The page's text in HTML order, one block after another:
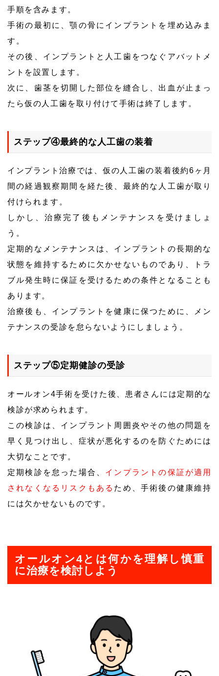
手順を含みます。
手術の最初に、顎の骨にインプラントを埋め込みま
す。
その後、インプラントと人工歯をつなぐアバットメ
ントを設置します。
次に、歯茎を切開した部位を縫合し、出血が止まっ
たら仮の人工歯を取り付けて手術は終了します。
ステップ④最終的な人工歯の装着
インプラント治療では、仮の人工歯の装着後約6ヶ月
間の経過観察期間を経た後、最終的な人工歯が取り
付けられます。
しかし、治療完了後もメンテナンスを受けましょ
う。
定期的なメンテナンスは、インプラントの長期的な
状態を維持するために欠かせないものであり、トラ
ブル発生時に保証を受けるための条件となることも
あります。
治療後も、インプラントを健康に保つために、メン
テナンスの受診を怠らないようにしましょう。
ステップ⑤定期健診の受診
オールオン4手術を受けた後、患者さんには定期的な
検診が求められます。
この検診は、インプラント周囲炎やその他の問題を
早く見つけ出し、症状が悪化するのを防ぐためには
大切なことです。
定期検診を怠った場合、 インプラントの保証が適用
されなくなるリスクもある ため、手術後の健康維持
には欠かせないものです。
オールオン4とは何かを理解し慎重
に治療を検討しよう